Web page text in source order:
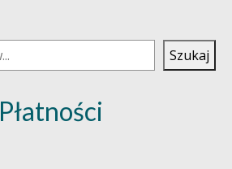
Szukaj
Płatności